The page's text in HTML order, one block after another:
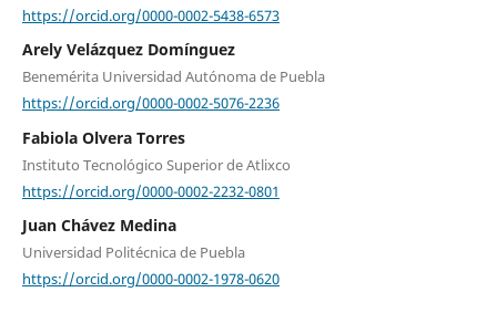
https://orcid.org/0000-0002-5438-6573
Arely Velázquez Domínguez
Benemérita Universidad Autónoma de Puebla
https://orcid.org/0000-0002-5076-2236
Fabiola Olvera Torres
Instituto Tecnológico Superior de Atlixco
https://orcid.org/0000-0002-2232-0801
Juan Chávez Medina
Universidad Politécnica de Puebla
https://orcid.org/0000-0002-1978-0620